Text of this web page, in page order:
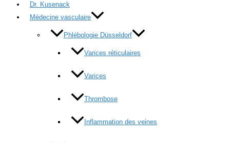
Dr. Kusenack
Médecine vasculaire
Phlébologie Düsseldorf
Varices réticulaires
Varices
Thrombose
Inflammation des veines